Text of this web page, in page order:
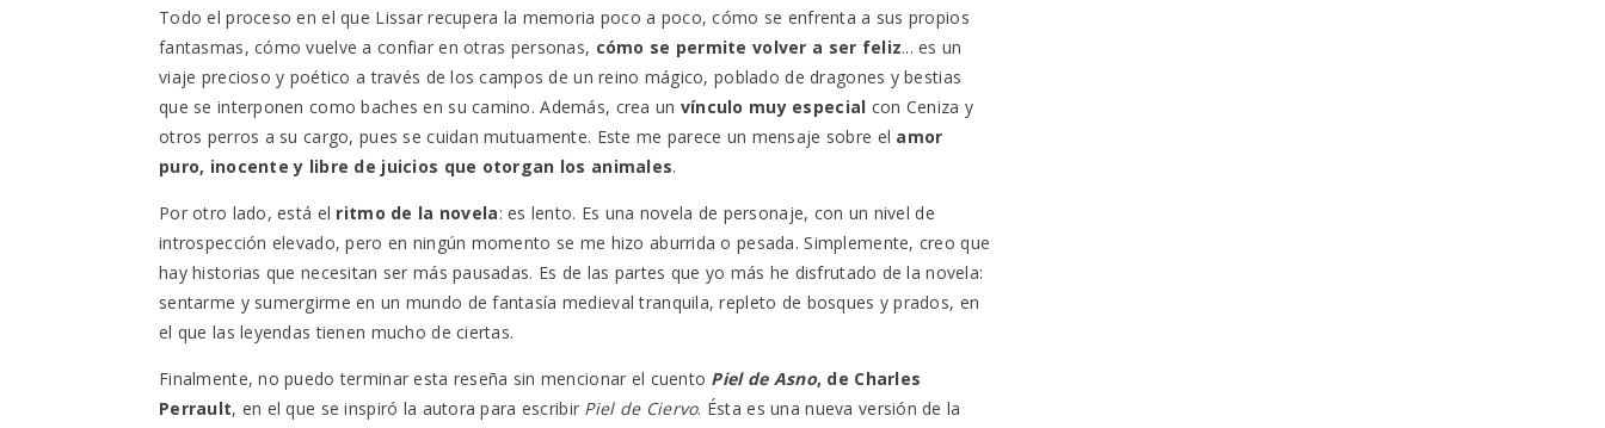
Todo el proceso en el que Lissar recupera la memoria poco a poco, cómo se enfrenta a sus propios
fantasmas, cómo vuelve a confiar en otras personas, cómo se permite volver a ser feliz... es un
viaje precioso y poético a través de los campos de un reino mágico, poblado de dragones y bestias
que se interponen como baches en su camino. Además, crea un vínculo muy especial con Ceniza y
otros perros a su cargo, pues se cuidan mutuamente. Este me parece un mensaje sobre el amor
puro, inocente y libre de juicios que otorgan los animales.
Por otro lado, está el ritmo de la novela: es lento. Es una novela de personaje, con un nivel de
introspección elevado, pero en ningún momento se me hizo aburrida o pesada. Simplemente, creo que
hay historias que necesitan ser más pausadas. Es de las partes que yo más he disfrutado de la novela:
sentarme y sumergirme en un mundo de fantasía medieval tranquila, repleto de bosques y prados, en
el que las leyendas tienen mucho de ciertas.
Finalmente, no puedo terminar esta reseña sin mencionar el cuento Piel de Asno, de Charles
Perrault, en el que se inspiró la autora para escribir Piel de Ciervo. Ésta es una nueva versión de la